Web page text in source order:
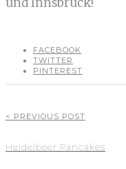
FACEBOOK
TWITTER
PINTEREST
< PREVIOUS POST
Heidelbeer Pancakes